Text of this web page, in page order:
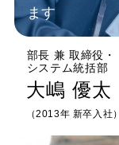
ます
部長 兼 取締役 ・
システム統括部
大嶋 優太
（2013年 新卒入社）